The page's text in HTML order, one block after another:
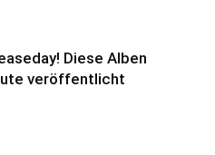
Diese Alben
veröffentlicht